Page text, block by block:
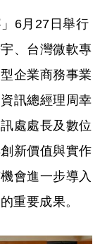
6月27日舉行
、台灣微軟專
企業商務事業
訊總經理周幸
處處長及數位
新價值與實作
會進一步導入
重要成果。